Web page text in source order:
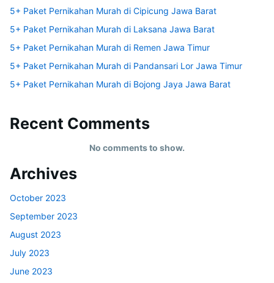
5+ Paket Pernikahan Murah di Cipicung Jawa Barat
5+ Paket Pernikahan Murah di Laksana Jawa Barat
5+ Paket Pernikahan Murah di Remen Jawa Timur
5+ Paket Pernikahan Murah di Pandansari Lor Jawa Timur
5+ Paket Pernikahan Murah di Bojong Jaya Jawa Barat
Recent Comments
No comments to show.
Archives
October 2023
September 2023
August 2023
July 2023
June 2023